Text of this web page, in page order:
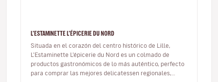
L'ESTAMINETTE L'ÉPICERIE DU NORD
Situada en el corazón del centro histórico de Lille,
L’Estaminette L’épicerie du Nord es un colmado de
productos gastronómicos de lo más auténtico, perfecto
para comprar las mejores delicatessen regionales,